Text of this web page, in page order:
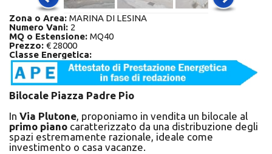
Zona o Area: MARINA DI LESINA
Numero Vani: 2
MQ o Estensione: MQ40
Prezzo: € 28000
Classe Energetica:
Bilocale Piazza Padre Pio
In Via Plutone, proponiamo in vendita un bilocale al
primo piano caratterizzato da una distribuzione degli
spazi estremamente razionale, ideale come
investimento o casa vacanze.